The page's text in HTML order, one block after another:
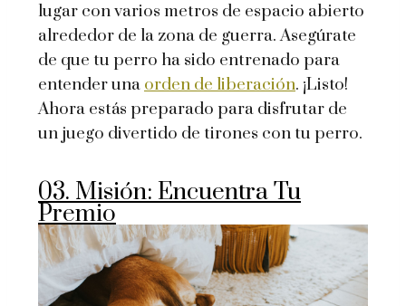
lugar con varios metros de espacio abierto
alrededor de la zona de guerra. Asegúrate
de que tu perro ha sido entrenado para
entender una orden de liberación. ¡Listo!
Ahora estás preparado para disfrutar de
un juego divertido de tirones con tu perro.
03. Misión: Encuentra Tu
Premio